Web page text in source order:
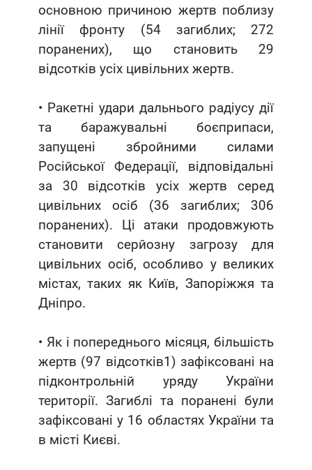
основною причиною жертв поблизу
лінії фронту (54 загиблих; 272
поранених), що становить 29
відсотків усіх цивільних жертв.
• Ракетні удари дальнього радіусу дії
та баражувальні боєприпаси,
запущені збройними силами
Російської Федерації, відповідальні
за 30 відсотків усіх жертв серед
цивільних осіб (36 загиблих; 306
поранених). Ці атаки продовжують
становити серйозну загрозу для
цивільних осіб, особливо у великих
містах, таких як Київ, Запоріжжя та
Дніпро.
• Як і попереднього місяця, більшість
жертв (97 відсотків1) зафіксовані на
підконтрольній уряду України
території. Загиблі та поранені були
зафіксовані у 16 областях України та
в місті Києві.